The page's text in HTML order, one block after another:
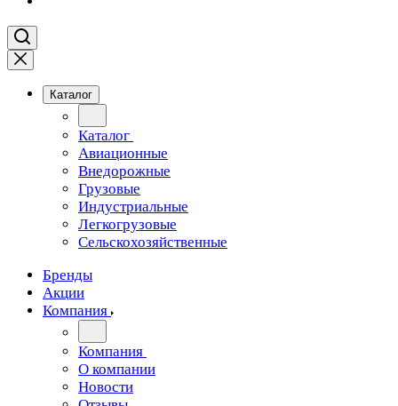
Каталог
Каталог
Авиационные
Внедорожные
Грузовые
Индустриальные
Легкогрузовые
Сельскохозяйственные
Бренды
Акции
Компания
Компания
О компании
Новости